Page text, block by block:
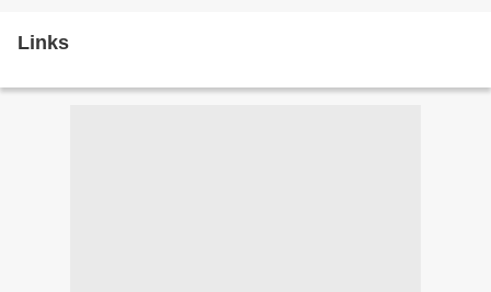
Links